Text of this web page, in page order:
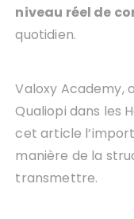
niveau réel de
quotidien.
Valoxy Academy,
Qualiopi dans les
cet article
manière de la
transmettre.